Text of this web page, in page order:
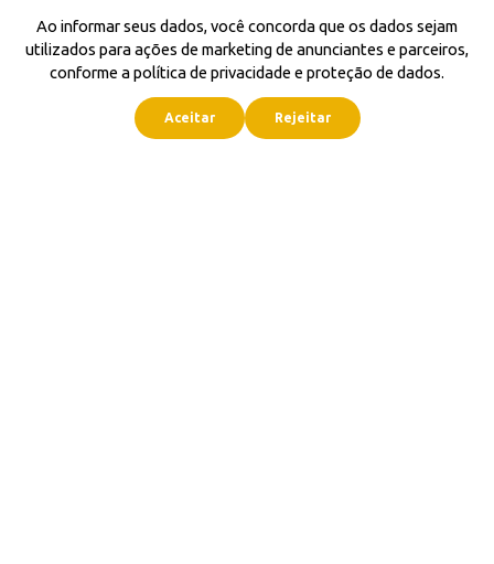
Ao informar seus dados, você concorda que os dados sejam
utilizados para ações de marketing de anunciantes e parceiros,
conforme a política de privacidade e proteção de dados.
Aceitar Rejeitar